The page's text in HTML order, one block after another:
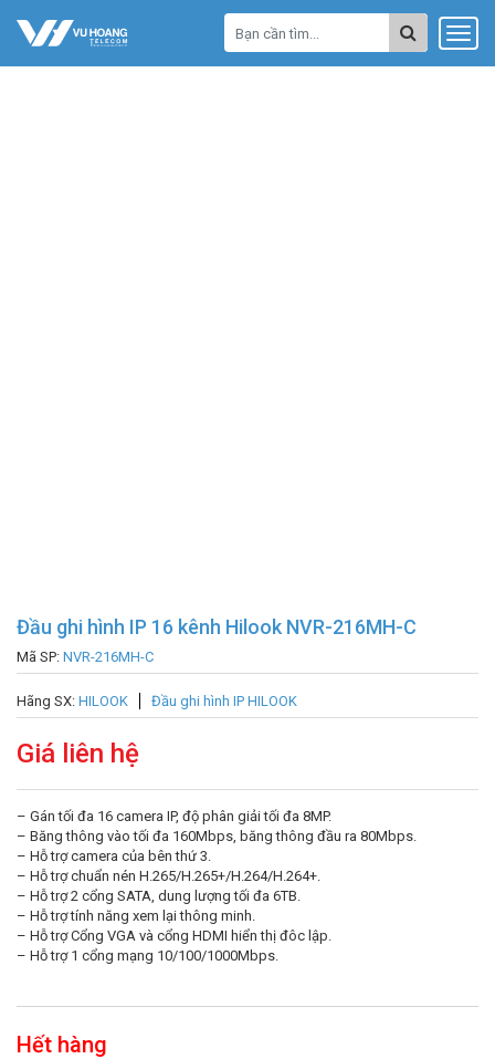
Đầu ghi hình IP 16 kênh Hilook NVR-216MH-C
Mã SP: NVR-216MH-C
Hãng SX: HILOOK Đầu ghi hình IP HILOOK
Giá liên hệ
– Gán tối đa 16 camera IP, độ phân giải tối đa 8MP.
– Băng thông vào tối đa 160Mbps, băng thông đầu ra 80Mbps.
– Hỗ trợ camera của bên thứ 3.
– Hỗ trợ chuẩn nén H.265/H.265+/H.264/H.264+.
– Hỗ trợ 2 cổng SATA, dung lượng tối đa 6TB.
– Hỗ trợ tính năng xem lại thông minh.
– Hỗ trợ Cổng VGA và cổng HDMI hiển thị đôc lập.
– Hỗ trợ 1 cổng mạng 10/100/1000Mbps.
Hết hàng